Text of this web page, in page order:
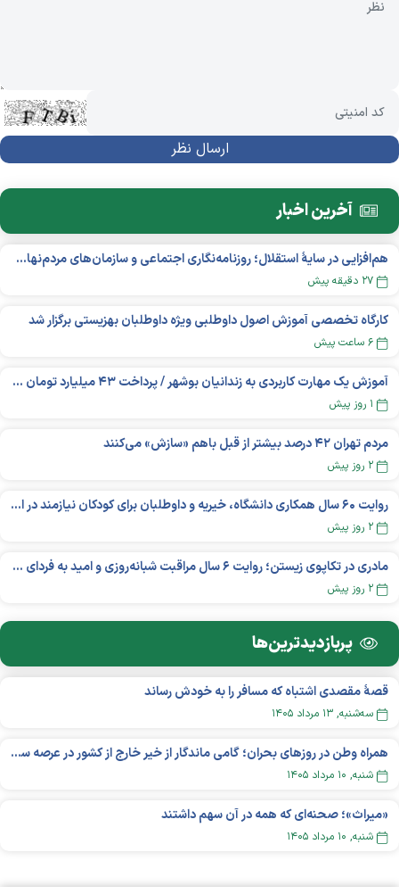
آخرین اخبار
هم‌افزایی در سایهٔ استقلال؛ روزنامه‌نگاری اجتماعی و سازمان‌های مردم‌نهاد در اکوسیستم بین‌المللی غیردولتی‌ها
۲۷ دقیقه پیش
کارگاه تخصصی آموزش اصول داوطلبی ویژه داوطلبان بهزیستی برگزار شد
۶ ساعت پیش
آموزش یک مهارت کاربردی به زندانیان بوشهر / پرداخت ۴۳ میلیارد تومان تسهیلات خوداشتغالی
۱ روز پیش
مردم تهران ۴۲ درصد بیشتر از قبل باهم «سازش» می‌کنند
۲ روز پیش
روایت ۶۰ سال همکاری دانشگاه، خیریه و داوطلبان برای کودکان نیازمند در استرالیا
۲ روز پیش
مادری در تکاپوی زیستن؛ روایت ۶ سال مراقبت شبانه‌روزی و امید به فردای «نورا»
۲ روز پیش
پربازدید‌ترین‌ها
قصهٔ مقصدی اشتباه که مسافر را به خودش رساند
سه‌شنبه, ۱۳ مرداد ۱۴۰۵
همراه وطن در روزهای بحران؛ گامی ماندگار از خیر خارج از کشور در عرصه سلامت
شنبه, ۱۰ مرداد ۱۴۰۵
«میراث»؛ صحنه‌ای که همه در آن سهم داشتند
شنبه, ۱۰ مرداد ۱۴۰۵